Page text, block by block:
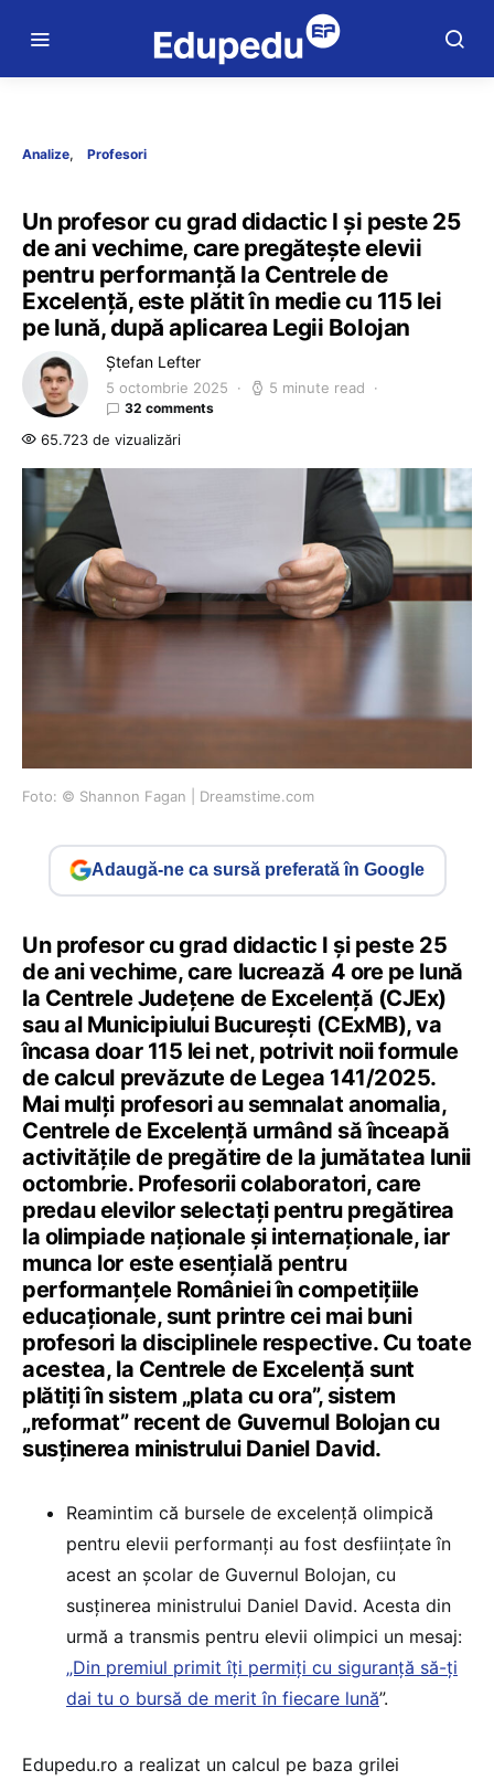
Analize Profesori
Un profesor cu grad didactic I și peste 25
de ani vechime, care pregătește elevii
pentru performanță la Centrele de
Excelență, este plătit în medie cu 115 lei
pe lună, după aplicarea Legii Bolojan
Ștefan Lefter
5 octombrie 2025 5 minute read
32 comments
65.723 de vizualizări
Foto: © Shannon Fagan | Dreamstime.com
Adaugă-ne ca sursă preferată în Google
Un profesor cu grad didactic I și peste 25
de ani vechime, care lucrează 4 ore pe lună
la Centrele Județene de Excelență (CJEx)
sau al Municipiului București (CExMB), va
încasa doar 115 lei net, potrivit noii formule
de calcul prevăzute de Legea 141/2025.
Mai mulți profesori au semnalat anomalia,
Centrele de Excelență urmând să înceapă
activitățile de pregătire de la jumătatea lunii
octombrie. Profesorii colaboratori, care
predau elevilor selectați pentru pregătirea
la olimpiade naționale și internaționale, iar
munca lor este esențială pentru
performanțele României în competițiile
educaționale, sunt printre cei mai buni
profesori la disciplinele respective. Cu toate
acestea, la Centrele de Excelență sunt
plătiți în sistem „plata cu ora”, sistem
„reformat” recent de Guvernul Bolojan cu
susținerea ministrului Daniel David.
Reamintim că bursele de excelență olimpică
pentru elevii performanți au fost desființate în
acest an școlar de Guvernul Bolojan, cu
susținerea ministrului Daniel David. Acesta din
urmă a transmis pentru elevii olimpici un mesaj:
„Din premiul primit îți permiți cu siguranță să-ți
dai tu o bursă de merit în fiecare lună”.
Edupedu.ro a realizat un calcul pe baza grilei